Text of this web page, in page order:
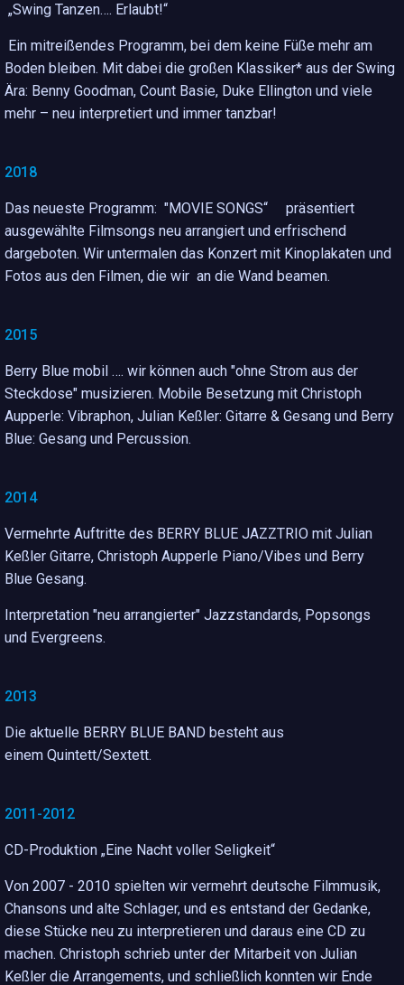
Und ewig lockt der Blues
„Swing Tanzen…. Erlaubt!“
Ein mitreißendes Programm, bei dem keine Füße mehr am
Boden bleiben. Mit dabei die großen Klassiker* aus der Swing
Ära: Benny Goodman, Count Basie, Duke Ellington und viele
mehr – neu interpretiert und immer tanzbar!
2018
Das neueste Programm: "MOVIE SONGS“ präsentiert
ausgewählte Filmsongs neu arrangiert und erfrischend
dargeboten. Wir untermalen das Konzert mit Kinoplakaten und
Fotos aus den Filmen, die wir an die Wand beamen.
2015
Berry Blue mobil …. wir können auch "ohne Strom aus der
Steckdose" musizieren. Mobile Besetzung mit Christoph
Aupperle: Vibraphon, Julian Keßler: Gitarre & Gesang und Berry
Blue: Gesang und Percussion.
2014
Vermehrte Auftritte des BERRY BLUE JAZZTRIO mit Julian
Keßler Gitarre, Christoph Aupperle Piano/Vibes und Berry
Blue Gesang.
Interpretation "neu arrangierter" Jazzstandards, Popsongs
und Evergreens.
2013
Die aktuelle BERRY BLUE BAND besteht aus
einem Quintett/Sextett.
2011-2012
CD-Produktion „Eine Nacht voller Seligkeit“
Von 2007 - 2010 spielten wir vermehrt deutsche Filmmusik,
Chansons und alte Schlager, und es entstand der Gedanke,
diese Stücke neu zu interpretieren und daraus eine CD zu
machen. Christoph schrieb unter der Mitarbeit von Julian
Keßler die Arrangements, und schließlich konnten wir Ende